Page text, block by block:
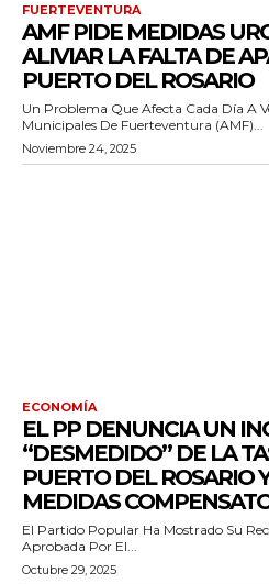
FUERTEVENTURA
AMF PIDE MEDIDAS
ALIVIAR LA FALTA DE
PUERTO DEL ROSARIO
Un Problema Que Afecta Cada Día A Vecinos
Municipales De Fuerteventura (AMF)...
Noviembre 24, 2025
ECONOMÍA
EL PP DENUNCIA UN
“DESMEDIDO” DE LA
PUERTO DEL ROSARIO
MEDIDAS
El Partido Popular Ha Mostrado Su
Aprobada Por El...
Octubre 29, 2025